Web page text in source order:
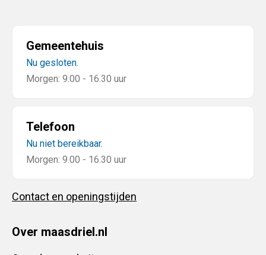
Gemeentehuis
Nu gesloten.
Morgen: 9.00 - 16.30 uur
Telefoon
Nu niet bereikbaar.
Morgen: 9.00 - 16.30 uur
Contact en openingstijden
Over maasdriel.nl